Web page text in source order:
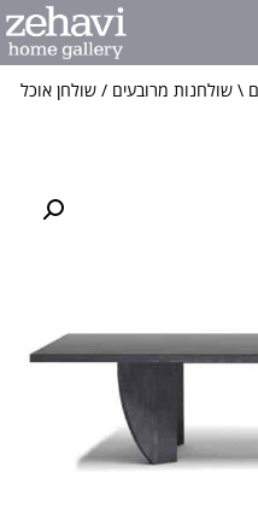
\ שולחנות מרובעים / שולחן אוכל